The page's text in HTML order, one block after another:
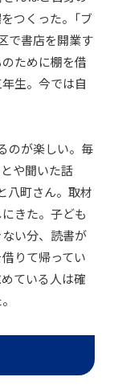
つくった。「ブ
で書店を開業す
ために棚を借
生。今では自
のが楽しい。毎
や聞いた話
八町さん。取材
きた。子ども
い分、読書が
りて帰ってい
ている人は確